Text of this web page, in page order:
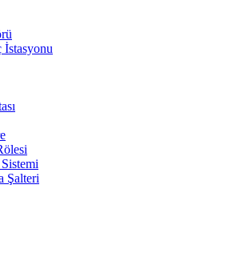
Şalteri